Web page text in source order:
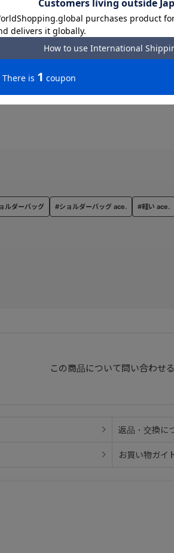
きを防ぐセットアップ機能。
この商品について問い合わせる
返品・交換に
お買い物ガイ
ルダーバッグ #ショルダーバッグ ace. #軽い ace.